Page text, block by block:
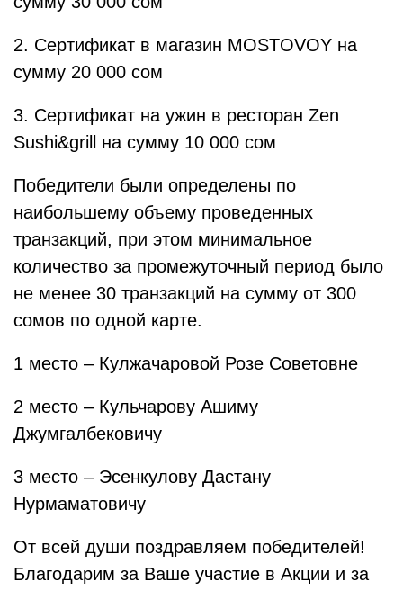
2. Сертификат в магазин MOSTOVOY на
сумму 20 000 сом
3. Сертификат на ужин в ресторан Zen
Sushi&grill на сумму 10 000 сом
Победители были определены по
наибольшему объему проведенных
транзакций, при этом минимальное
количество за промежуточный период было
не менее 30 транзакций на сумму от 300
сомов по одной карте.
1 место – Кулжачаровой Розе Советовне
2 место – Кульчарову Ашиму
Джумгалбековичу
3 место – Эсенкулову Дастану
Нурмаматовичу
От всей души поздравляем победителей!
Благодарим за Ваше участие в Акции и за